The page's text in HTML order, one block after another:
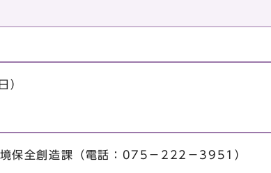
）
保全創造課（電話：075－222－3951）